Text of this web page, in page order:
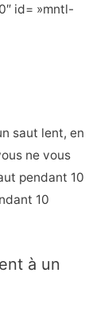
id= »mntl-
saut lent, en
ne vous
pendant 10
10
à un